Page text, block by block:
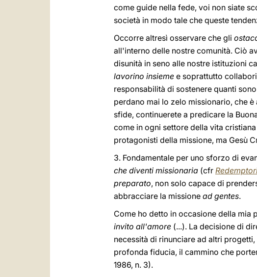
come guide nella fede, voi non siate
società in modo tale che queste
Occorre altresì osservare che gli
all'interno delle nostre comunità. Ciò
disunità in seno alle nostre istituzioni
lavorino insieme e soprattutto
responsabilità di sostenere quanti
perdano mai lo zelo missionario, che
sfide, continuerete a predicare la
come in ogni settore della vita
protagonisti della missione, ma Gesù
3. Fondamentale per uno sforzo di
che diventi missionaria (cfr
preparato, non solo capace di
abbracciare la missione ad gentes.
Come ho detto in occasione della mia
invito all'amore (...). La decisione di
necessità di rinunciare ad altri
profonda fiducia, il cammino che
1986, n. 3).